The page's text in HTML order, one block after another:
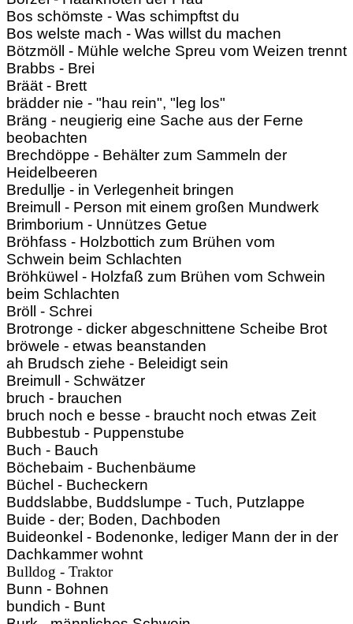
Bos schömste - Was schimpftst du
Bos welste mach - Was willst du machen
Bötzmöll - Mühle welche Spreu vom Weizen trennt
Brabbs - Brei
Bräät - Brett
brädder nie - "hau rein", "leg los"
Bräng - neugierig eine Sache aus der Ferne
beobachten
Brechdöppe - Behälter zum Sammeln der
Heidelbeeren
Bredullje - in Verlegenheit bringen
Breimull - Person mit einem großen Mundwerk
Brimborium - Unnützes Getue
Bröhfass - Holzbottich zum Brühen vom
Schwein beim Schlachten
Bröhküwel - Holzfaß zum Brühen vom Schwein
beim Schlachten
Bröll - Schrei
Brotronge - dicker abgeschnittene Scheibe Brot
bröwele - etwas beanstanden
ah Brudsch ziehe - Beleidigt sein
Breimull - Schwätzer
bruch - brauchen
bruch noch e besse - braucht noch etwas Zeit
Bubbestub - Puppenstube
Buch - Bauch
Böchebaim - Buchenbäume
Büchel - Bucheckern
Buddslabbe, Buddslumpe - Tuch, Putzlappe
Buide - der; Boden, Dachboden
Buideonkel - Bodenonke, lediger Mann der in der
Dachkammer wohnt
Bulldog - Traktor
Bunn - Bohnen
bundich - Bunt